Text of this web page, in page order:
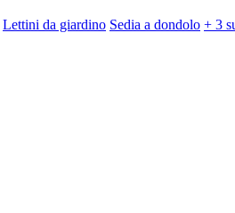
Lettini da giardino Sedia a dondolo + 3